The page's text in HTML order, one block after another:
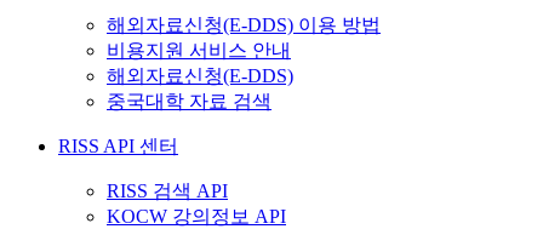
해외자료신청(E-DDS) 이용 방법
비용지원 서비스 안내
해외자료신청(E-DDS)
중국대학 자료 검색
RISS API 센터
RISS 검색 API
KOCW 강의정보 API